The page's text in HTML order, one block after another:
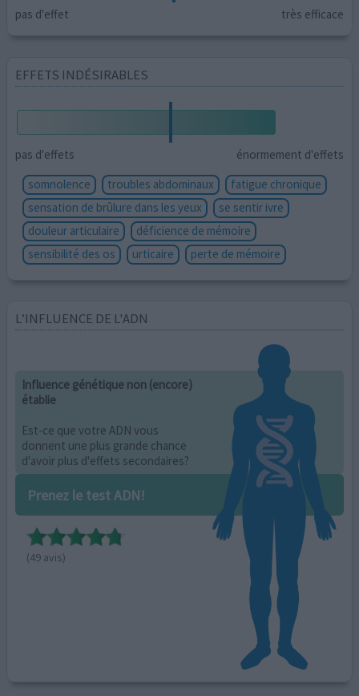
pas d'effet très efficace
EFFETS INDÉSIRABLES
pas d'effets
énormement d'effets
somnolence
troubles abdominaux
fatigue chronique
sensation de brûlure dans les yeux
se sentir ivre
douleur articulaire
déficience de mémoire
sensibilité des os
urticaire perte de mémoire
L’INFLUENCE DE L'ADN
Influence génétique non (encore)
établie
Est-ce que votre ADN vous
donnent une plus grande chance
d'avoir plus d'effets secondaires?
Prenez le test ADN!
(49 avis)